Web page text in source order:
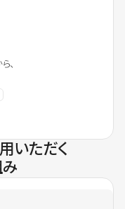
、
いただく
み